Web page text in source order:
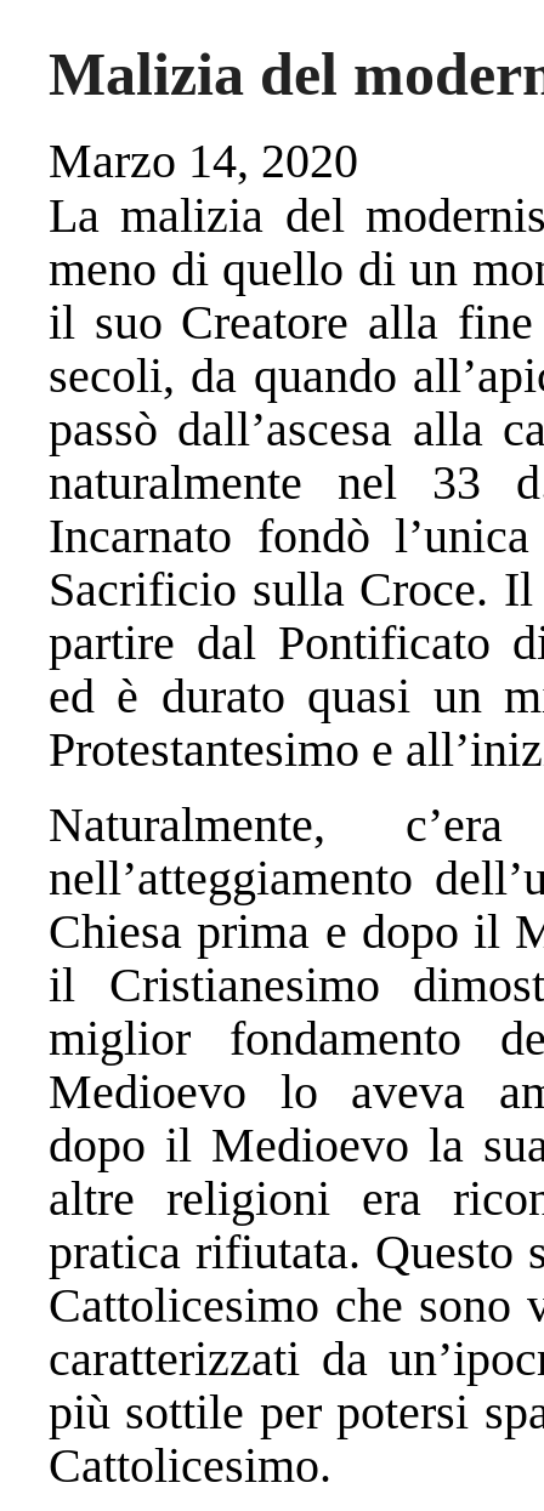
Malizia del
Marzo 14, 2020
La malizia del
meno di quello di un
il suo Creatore alla
secoli, da quando
passò dall’ascesa alla
naturalmente nel 33
Incarnato fondò
Sacrificio sulla Croce. Il
partire dal Pontificato
ed è durato quasi un
Protestantesimo e
Naturalmente,
nell’atteggiamento
Chiesa prima e dopo il
il Cristianesimo
miglior fondamento
Medioevo lo aveva
dopo il Medioevo la
altre religioni era
pratica rifiutata.
Cattolicesimo che sono
caratterizzati da
più sottile per potersi
Cattolicesimo.